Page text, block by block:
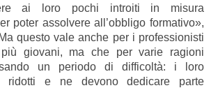
ai loro pochi introiti in misura
poter assolvere all’obbligo formativo»,
questo vale anche per i professionisti
giovani, ma che per varie ragioni
un periodo di difficoltà: i loro
ridotti e ne devono dedicare parte